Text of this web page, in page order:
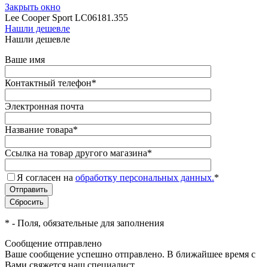
Закрыть окно
Lee Cooper Sport LC06181.355
Нашли дешевле
Нашли дешевле
Ваше имя
Контактный телефон*
Электронная почта
Название товара*
Ссылка на товар другого магазина*
Я согласен на обработку персональных данных.*
* - Поля, обязательные для заполнения
Сообщение отправлено
Ваше сообщение успешно отправлено. В ближайшее время с
Вами свяжется наш специалист